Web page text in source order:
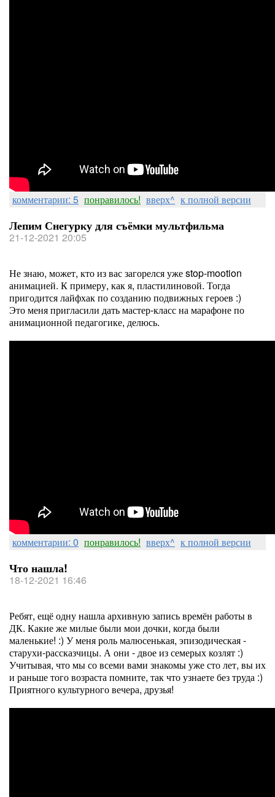
комментарии: 5 понравилось! вверх^ к полной версии
Лепим Снегурку для съёмки мультфильма
21-12-2021 20:05
Не знаю, может, кто из вас загорелся уже stop-mootion
анимацией. К примеру, как я, пластилиновой. Тогда
пригодится лайфхак по созданию подвижных героев :)
Это меня пригласили дать мастер-класс на марафоне по
анимационной педагогике, делюсь.
комментарии: 0 понравилось! вверх^ к полной версии
Что нашла!
18-12-2021 16:46
Ребят, ещё одну нашла архивную запись времён работы в
ДК. Какие же милые были мои дочки, когда были
маленькие! :) У меня роль малюсенькая, эпизодическая -
старухи-рассказчицы. А они - двое из семерых козлят :)
Учитывая, что мы со всеми вами знакомы уже сто лет, вы их
и раньше того возраста помните, так что узнаете без труда :)
Приятного культурного вечера, друзья!